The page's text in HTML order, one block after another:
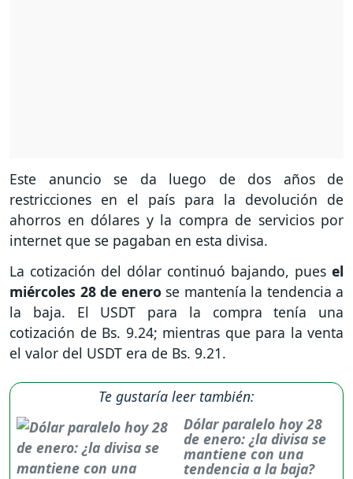
Este anuncio se da luego de dos años de
restricciones en el país para la devolución de
ahorros en dólares y la compra de servicios por
internet que se pagaban en esta divisa.
La cotización del dólar continuó bajando, pues el
miércoles 28 de enero se mantenía la tendencia a
la baja. El USDT para la compra tenía una
cotización de Bs. 9.24; mientras que para la venta
el valor del USDT era de Bs. 9.21.
Te gustaría leer también:
Dólar paralelo hoy 28
de enero: ¿la divisa se
mantiene con una
tendencia a la baja?